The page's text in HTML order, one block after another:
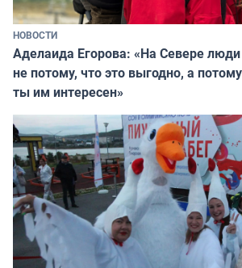
НОВОСТИ
Аделаида Егорова: «На Севере
не потому, что это выгодно, а
ты им интересен»